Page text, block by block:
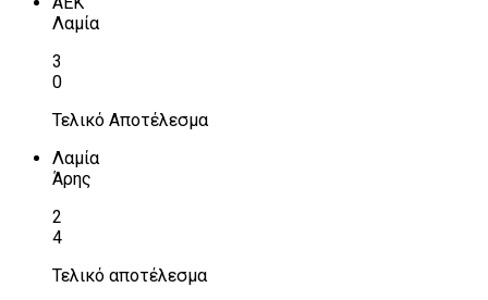
Λαμία
3
0
Τελικό Αποτέλεσμα
Λαμία
Άρης
2
4
Τελικό αποτέλεσμα